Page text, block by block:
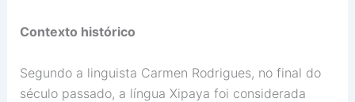
Contexto histórico
Segundo a linguista Carmen Rodrigues, no final do
século passado, a língua Xipaya foi considerada